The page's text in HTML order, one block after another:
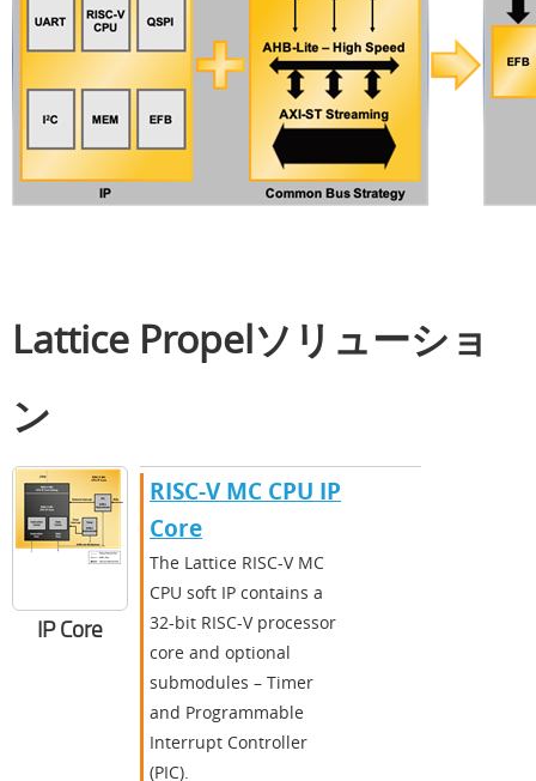
Lattice Propelソリューショ
ン
IP Core
RISC-V MC CPU IP
Core
The Lattice RISC-V MC
CPU soft IP contains a
32-bit RISC-V processor
core and optional
submodules – Timer
and Programmable
Interrupt Controller
(PIC).